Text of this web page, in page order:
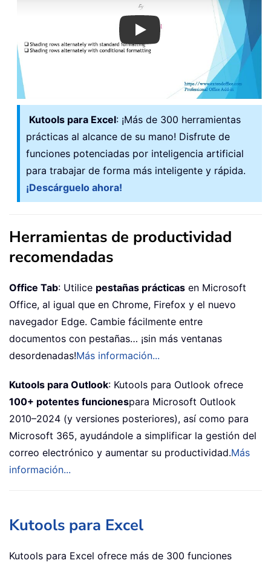
Play
Kutools para Excel: ¡Más de 300 herramientas
prácticas al alcance de su mano! Disfrute de
funciones potenciadas por inteligencia artificial
para trabajar de forma más inteligente y rápida.
¡Descárguelo ahora!
Herramientas de productividad
recomendadas
Office Tab: Utilice pestañas prácticas en Microsoft
Office, al igual que en Chrome, Firefox y el nuevo
navegador Edge. Cambie fácilmente entre
documentos con pestañas… ¡sin más ventanas
desordenadas!Más información...
Kutools para Outlook: Kutools para Outlook ofrece
100+ potentes funcionespara Microsoft Outlook
2010–2024 (y versiones posteriores), así como para
Microsoft 365, ayudándole a simplificar la gestión del
correo electrónico y aumentar su productividad.Más
información...
Kutools para Excel
Kutools para Excel ofrece más de 300 funciones